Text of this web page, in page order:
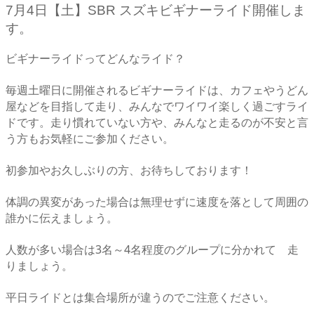
7月4日【土】SBR スズキビギナーライド開催しま
す。
ビギナーライドってどんなライド？
毎週土曜日に開催されるビギナーライドは、カフェやうどん
屋などを目指して走り、みんなでワイワイ楽しく過ごすライ
ドです。走り慣れていない方や、みんなと走るのが不安と言
う方もお気軽にご参加ください。
初参加やお久しぶりの方、お待ちしております！
体調の異変があった場合は無理せずに速度を落として周囲の
誰かに伝えましょう。
人数が多い場合は3名～4名程度のグループに分かれて 走
りましょう。
平日ライドとは集合場所が違うのでご注意ください。